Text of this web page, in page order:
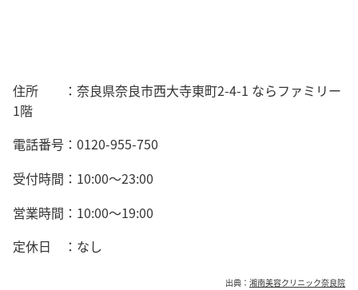
住所 ：奈良県奈良市西大寺東町2-4-1 ならファミリー
1階
電話番号： 0120-955-750
受付時間：10:00～23:00
営業時間：10:00～19:00
定休日 ：なし
出典： 湘南美容クリニック奈良院